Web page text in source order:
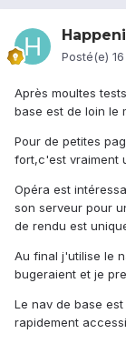
Posté(e)
Après moultes
base est de loin le
Pour de petites
fort,c'est vraiment
Opéra est
son serveur pour
de rendu est
Au final j'utilise le
bugeraient et je
Le nav de base
rapidement